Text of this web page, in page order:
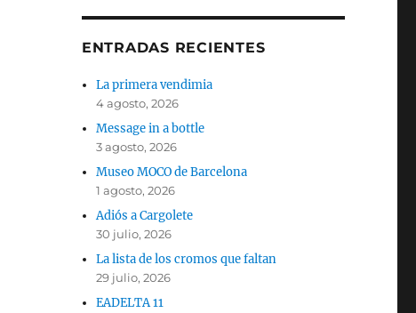
ENTRADAS RECIENTES
La primera vendimia
4 agosto, 2026
Message in a bottle
3 agosto, 2026
Museo MOCO de Barcelona
1 agosto, 2026
Adiós a Cargolete
30 julio, 2026
La lista de los cromos que faltan
29 julio, 2026
EADELTA 11